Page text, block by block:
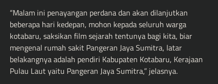
“Malam ini penayangan perdana dan akan dilanjutkan
beberapa hari kedepan, mohon kepada seluruh warga
kotabaru, saksikan film sejarah tentunya bagi kita, biar
mengenal rumah sakit Pangeran Jaya Sumitra, latar
belakangnya adalah pendiri Kabupaten Kotabaru, Kerajaan
Pulau Laut yaitu Pangeran Jaya Sumitra,” jelasnya.